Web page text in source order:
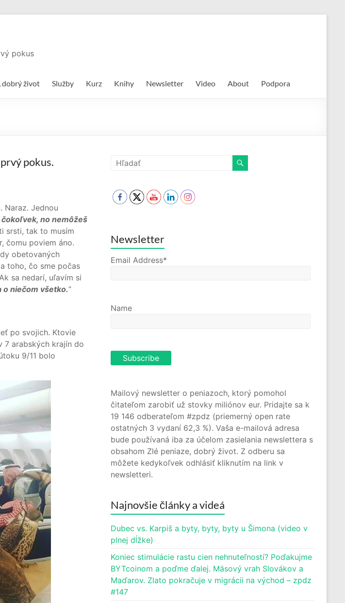
pokus
dobrý život Služby Kurz Knihy Newsletter Video About Podpora
pokus.
Naraz. Jednou
no nemôžeš
srsti, tak to musím
čomu poviem áno.
obetovaných
toho, čo sme počas
sa nedarí, uľavím si
o niečom všetko.“
po svojich. Ktovie
7 arabských krajín do
9/11 bolo
Newsletter
Email Address*
Name
Mailový newsletter o peniazoch, ktorý pomohol
čitateľom zarobiť už stovky miliónov eur. Pridajte sa k
19 146 odberateľom #zpdz (priemerný open rate
ostatných 3 vydaní 62,3 %). Vaša e-mailová adresa
bude používaná iba za účelom zasielania newslettera s
obsahom Zlé peniaze, dobrý život. Z odberu sa
môžete kedykoľvek odhlásiť kliknutím na link v
newsletteri.
Najnovšie články a videá
Dubec vs. Karpiš a byty, byty, byty u Šimona (video v
plnej dĺžke)
Koniec stimulácie rastu cien nehnuteľností? Poďakujme
BYTcoinom a poďme ďalej. Mäsový vrah Slovákov a
Maďarov. Zlato pokračuje v migrácii na východ – zpdz
#147